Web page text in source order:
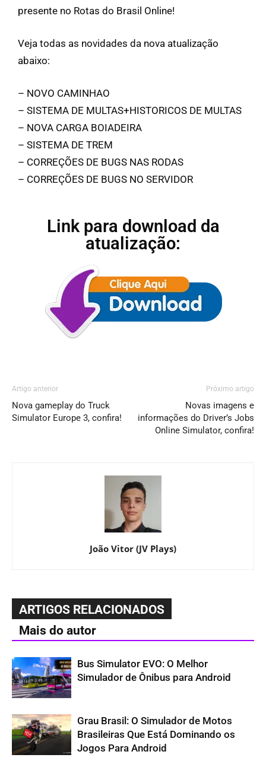
presente no Rotas do Brasil Online!
Veja todas as novidades da nova atualização
abaixo:
– NOVO CAMINHAO
– SISTEMA DE MULTAS+HISTORICOS DE MULTAS
– NOVA CARGA BOIADEIRA
– SISTEMA DE TREM
– CORREÇÕES DE BUGS NAS RODAS
– CORREÇÕES DE BUGS NO SERVIDOR
Link para download da
atualização:
Artigo anterior
Nova gameplay do Truck
Simulator Europe 3, confira!
Próximo artigo
Novas imagens e
informações do Driver’s Jobs
Online Simulator, confira!
João Vitor (JV Plays)
ARTIGOS RELACIONADOS
Mais do autor
Bus Simulator EVO: O Melhor
Simulador de Ônibus para Android
Grau Brasil: O Simulador de Motos
Brasileiras Que Está Dominando os
Jogos Para Android